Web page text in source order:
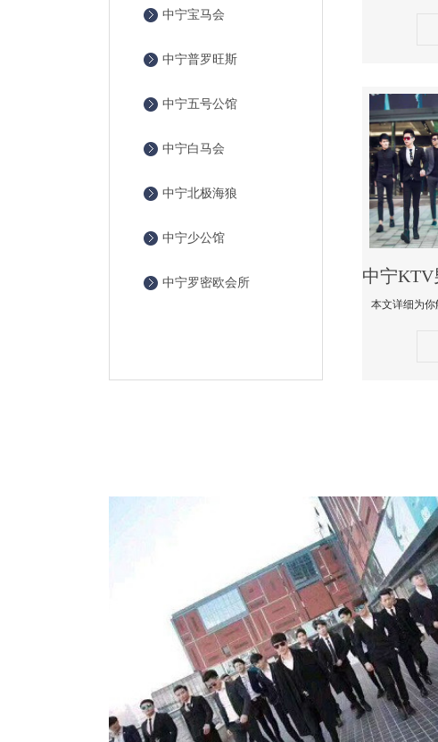
中宁宝马会
中宁普罗旺斯
中宁五号公馆
中宁白马会
中宁北极海狼
中宁少公馆
中宁罗密欧会所